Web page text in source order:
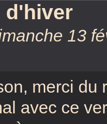
d'hiver
13
merci du
avec ce